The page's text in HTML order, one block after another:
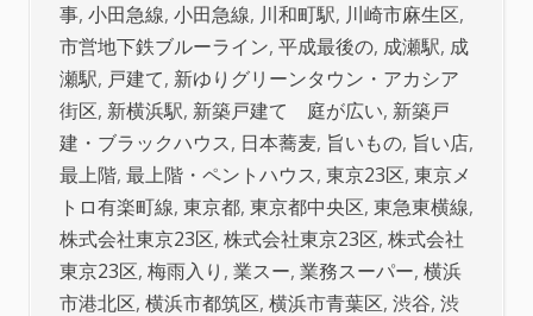
事, 小田急線, 小田急線, 川和町駅, 川崎市麻生区,
市営地下鉄ブルーライン, 平成最後の, 成瀬駅, 成
瀬駅, 戸建て, 新ゆりグリーンタウン・アカシア
街区, 新横浜駅, 新築戸建て 庭が広い, 新築戸
建・ブラックハウス, 日本蕎麦, 旨いもの, 旨い店,
最上階, 最上階・ペントハウス, 東京23区, 東京メ
トロ有楽町線, 東京都, 東京都中央区, 東急東横線,
株式会社東京23区, 株式会社東京23区, 株式会社
東京23区, 梅雨入り , 業スー, 業務スーパー, 横浜
市港北区, 横浜市都筑区, 横浜市青葉区, 渋谷, 渋